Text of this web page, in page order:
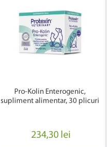
Pro-Kolin Enterogenic,
supliment alimentar, 30 plicuri
234,30 lei